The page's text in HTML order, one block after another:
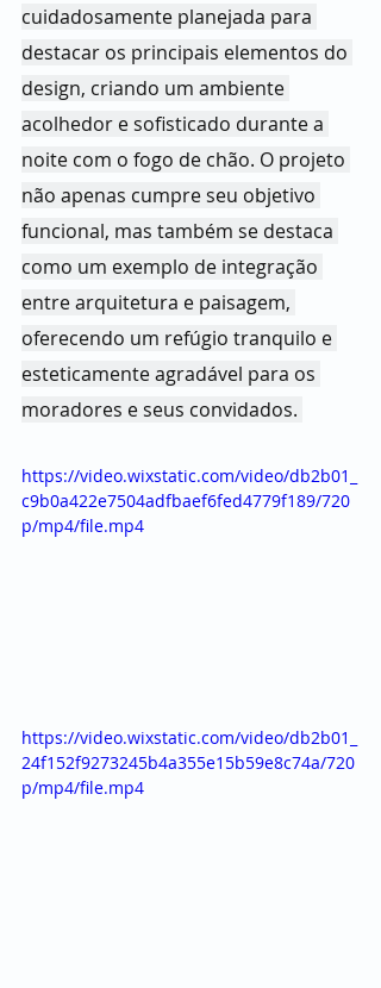
cuidadosamente planejada para
destacar os principais elementos do
design, criando um ambiente
acolhedor e sofisticado durante a
noite com o fogo de chão. O projeto
não apenas cumpre seu objetivo
funcional, mas também se destaca
como um exemplo de integração
entre arquitetura e paisagem,
oferecendo um refúgio tranquilo e
esteticamente agradável para os
moradores e seus convidados.
https://video.wixstatic.com/video/db2b01_
c9b0a422e7504adfbaef6fed4779f189/720
p/mp4/file.mp4
https://video.wixstatic.com/video/db2b01_
24f152f9273245b4a355e15b59e8c74a/720
p/mp4/file.mp4